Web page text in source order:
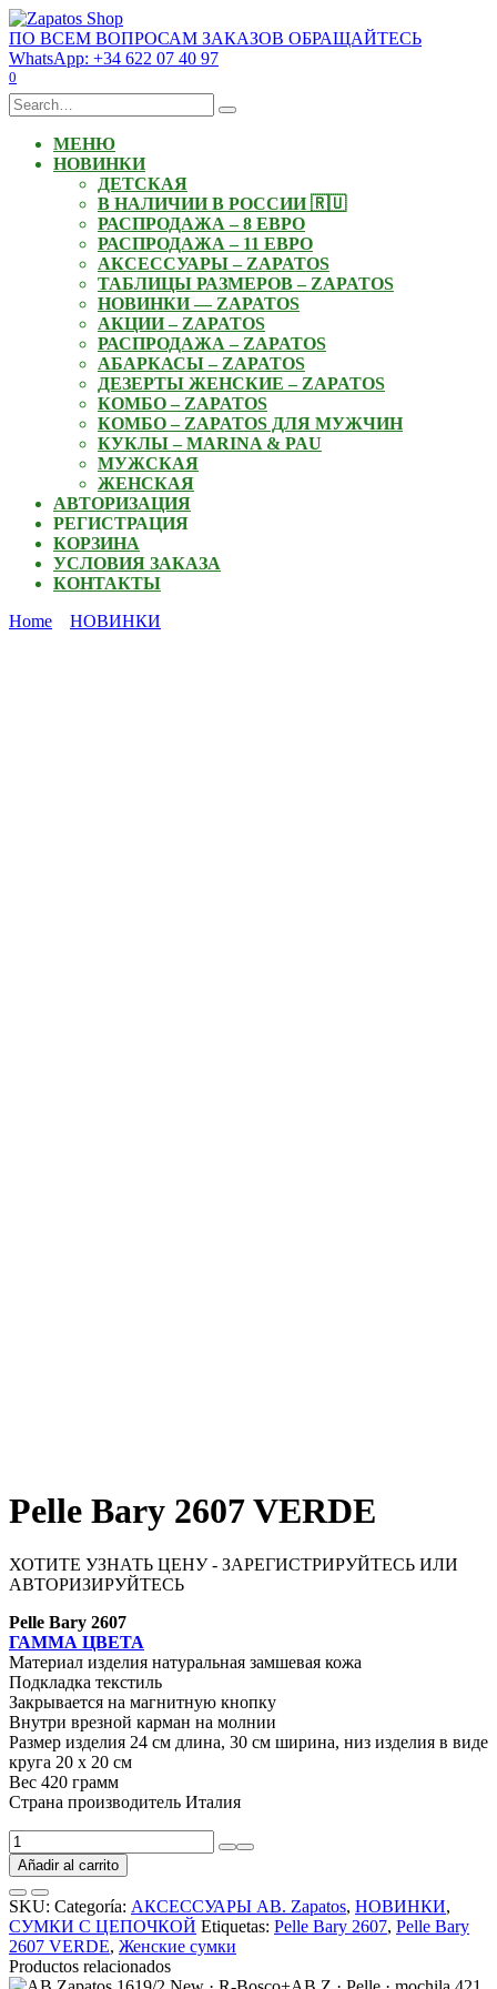
Skip
to
content
ПО ВСЕМ ВОПРОСАМ ЗАКАЗОВ ОБРАЩАЙТЕСЬ
WhatsApp: +34 622 07 40 97
0
Search
for:
МЕНЮ
НОВИНКИ
ДЕТСКАЯ
В НАЛИЧИИ В РОССИИ 🇷🇺
РАСПРОДАЖА – 8 ЕВРО
РАСПРОДАЖА – 11 ЕВРО
АКСЕССУАРЫ – ZAPATOS
ТАБЛИЦЫ РАЗМЕРОВ – ZAPATOS
НОВИНКИ — ZAPATOS
АКЦИИ – ZAPATOS
РАСПРОДАЖА – ZAPATOS
АБАРКАСЫ – ZAPATOS
ДЕЗЕРТЫ ЖЕНСКИЕ – ZAPATOS
КОМБО – ZAPATOS
КОМБО – ZAPATOS ДЛЯ МУЖЧИН
КУКЛЫ – MARINA & PAU
МУЖСКАЯ
ЖЕНСКАЯ
АВТОРИЗАЦИЯ
РЕГИСТРАЦИЯ
КОРЗИНА
УСЛОВИЯ ЗАКАЗА
КОНТАКТЫ
Home
НОВИНКИ
Pelle Bary 2607 VERDE
ХОТИТЕ УЗНАТЬ ЦЕНУ - ЗАРЕГИСТРИРУЙТЕСЬ ИЛИ
АВТОРИЗИРУЙТЕСЬ
Pelle Bary 2607
ГАММА ЦВЕТА
Материал изделия натуральная замшевая кожа
Подкладка текстиль
Закрывается на магнитную кнопку
Внутри врезной карман на молнии
Размер изделия 24 см длина, 30 см ширина, низ изделия в виде
круга 20 х 20 см
Вес 420 грамм
Страна производитель Италия
Pelle
Bary
2607
VERDE
cantidad
Añadir al carrito
SKU: Categoría: АКСЕССУАРЫ AB. Zapatos, НОВИНКИ,
СУМКИ С ЦЕПОЧКОЙ Etiquetas: Pelle Bary 2607, Pelle Bary
2607 VERDE, Женские сумки
Productos relacionados